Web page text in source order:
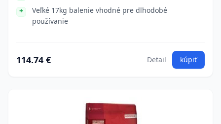
Veľké 17kg balenie vhodné pre dlhodobé
používanie
114.74 € Detail kúpiť